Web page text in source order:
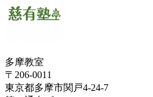
多摩教室
〒206-0011
東京都多摩市関戸4-24-7